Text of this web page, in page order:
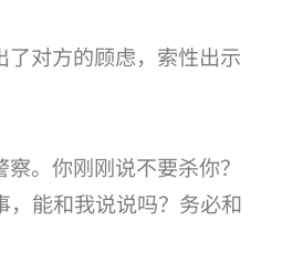
了对方的顾虑，索性出示
。你刚刚说不要杀你？
，能和我说说吗？务必和